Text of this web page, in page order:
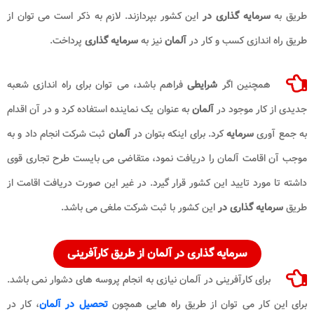
طریق بهسرمایه گذاری در این کشور بپردازند. لازم به ذکر است می توان از
طریق راه اندازی کسب و کار درآلماننیز بهسرمایه گذاری پرداخت.
همچنین اگر شرایطیفراهم باشد، می توان برای راه اندازی شعبه
جدیدی از کار موجود درآلمانبه عنوان یک نماینده استفاده کرد و در آن اقدام
به جمع آوریسرمایهکرد. برای اینکه بتوان درآلمان ثبت شرکت انجام داد و به
موجب آن اقامت آلمان را دریافت نمود، متقاضی می بایست طرح تجاری قوی
داشته تا مورد تایید این کشور قرار گیرد. در غیر این صورت دریافت اقامت از
طریقسرمایه گذاری دراین کشور با ثبت شرکت ملغی می باشد.
سرمایه گذاری در آلماناز طریق کارآفرینی
برای کارآفرینی در آلمان نیازی به انجام پروسه های دشوار نمی باشد.
برای این کار می توان از طریق راه هایی همچونتحصیل در آلمان، کار در